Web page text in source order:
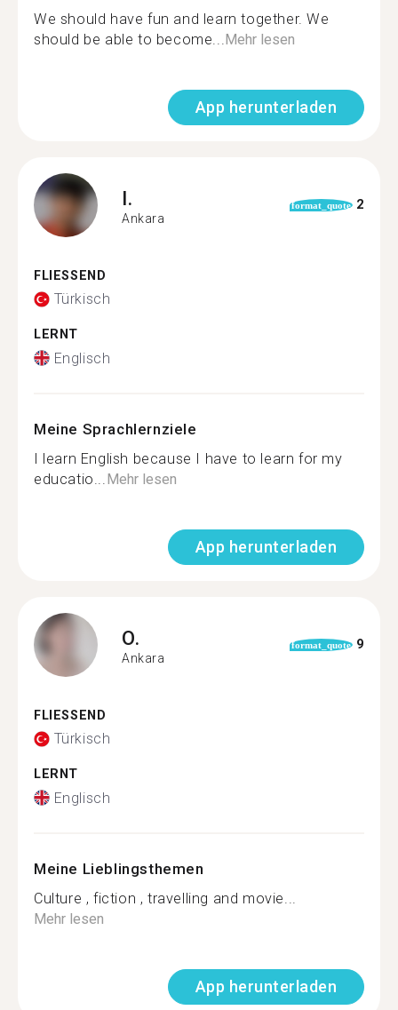
We should have fun and learn together. We
should be able to become... Mehr lesen
App herunterladen
I.
Ankara
format_quote 2
FLIESSEND
Türkisch
LERNT
Englisch
Meine Sprachlernziele
I learn English because I have to learn for my
educatio... Mehr lesen
App herunterladen
O.
Ankara
format_quote 9
FLIESSEND
Türkisch
LERNT
Englisch
Meine Lieblingsthemen
Culture , fiction , travelling and movie...
Mehr lesen
App herunterladen